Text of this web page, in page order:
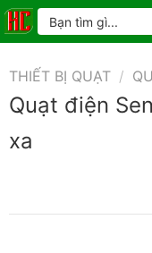
Skip
to
Tìm
kiếm:
THIẾT BỊ QUẠT /
Quạt điện
xa